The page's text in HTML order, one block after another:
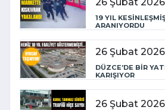
19 YIL
ARANIYORDU
26 Şubat 2026
DÜZCE’DE BİR
KARIŞIYOR
26 Şubat 2026